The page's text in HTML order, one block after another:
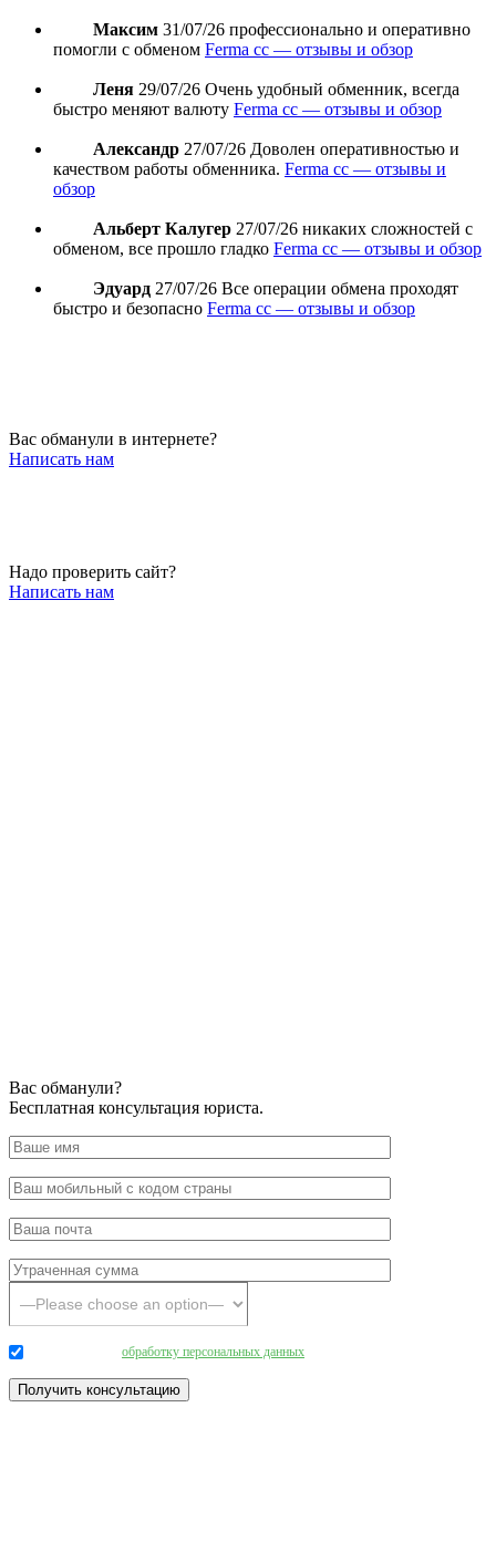
Максим 31/07/26 профессионально и оперативно
помогли с обменом Ferma cc — отзывы и обзор
Леня 29/07/26 Очень удобный обменник, всегда
быстро меняют валюту Ferma cc — отзывы и обзор
Александр 27/07/26 Доволен оперативностью и
качеством работы обменника. Ferma cc — отзывы и
обзор
Альберт Калугер 27/07/26 никаких сложностей с
обменом, все прошло гладко Ferma cc — отзывы и обзор
Эдуард 27/07/26 Все операции обмена проходят
быстро и безопасно Ferma cc — отзывы и обзор
Вас обманули в интернете?
Написать нам
Надо проверить сайт?
Написать нам
Вас обманули?
Бесплатная консультация юриста.
обработку персональных данных